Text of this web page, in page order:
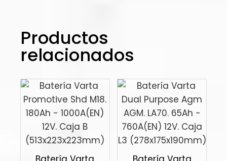
Productos
relacionados